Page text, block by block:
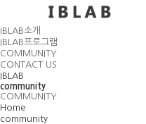
IBLAB소개
IBLAB프로그램
COMMUNITY
CONTACT US
IBLAB
community
COMMUNITY
Home
community